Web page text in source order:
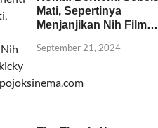
Mati, Sepertinya
Menjanjikan Nih Film…
September 21, 2024